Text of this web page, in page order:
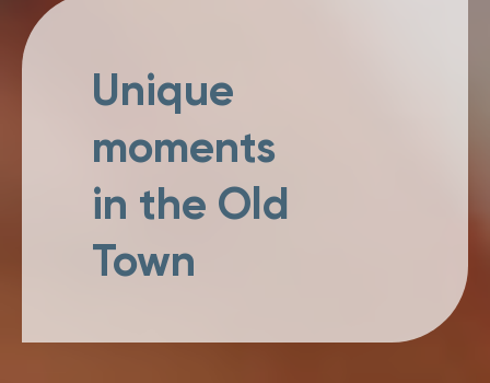
Unique
moments
in the Old
Town